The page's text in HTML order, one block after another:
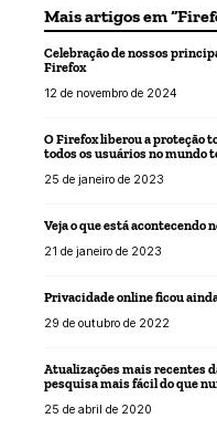
Mais artigos em
Celebração de nossos
Firefox
12 de novembro de 2024
O Firefox liberou a proteção
todos os usuários no mundo
25 de janeiro de 2023
Veja o que está acontecendo
21 de janeiro de 2023
Privacidade online ficou
29 de outubro de 2022
Atualizações mais recentes
pesquisa mais fácil do que
25 de abril de 2020